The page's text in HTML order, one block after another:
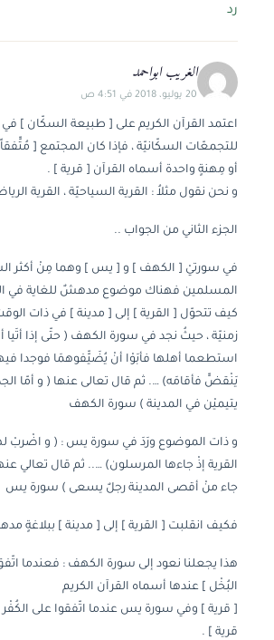
رد
الغريب ابواحمد
20 يوليو، 2018 في 4:51 ص
اعتمد القرآن الكريم على [ طبيعة السكّان ]
للتجمعّات السكّانيّة ، فإذا كان المجتمع [
أو مِهنةٍ واحدة أسماه القرآن [ قرية ] .
و نحن نقول مثلاُ : القرية السياحيّة ، القرية
الجزء الثاني من الجواب ..
في سورتيْ [ الكهف ] و [ يس ] وهما مِنْ أكثر
المسلمين فهناك موضوع مدهشٌ للغاية في
كيف تتحوّل [ القرية ] إلى [ مدينة ] في ذات
زمنيّة ، حيثُ نجد في سورة الكهف ( حتّى إذا أتَيا
استطعما أهلها فأبَوْا أنْ يُضَيّّفوهمَا فوجدا
يَنْقضّّ فأقامَه) …. ثم قال تعالى عنها ( و أمّا
يتيميْن في المدينة ) سورة الكهف
و ذات الموضوع ورَدَ في سورة يس : ( و اضْربْ
القرية إذْ جاءها المرسلون) ….. ثم قال تعالي
جاء منْ أقصى المدينة رجلٌ يسعى ) سورة يس
فكيف انقلبت [ القرية ] إلى [ مدينة ] ببلاغةٍ
هذا يجعلنا نعود إلى سورة الكهف : فعندما
البُخْل ] عندها أسماه القرآن الكريم
[ قرية ] وفي سورة يس عندما اتّفقوا على
قرية ] .